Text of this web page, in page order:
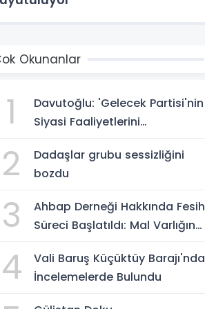
Okunanlar
1
Davutoğlu: 'Gelecek Partisi'nin
Siyasi Faaliyetlerini
2
Dadaşlar grubu sessizliğini
bozdu
3
Ahbap Derneği Hakkında Fesih
Süreci Başlatıldı: Mal Varlığına
4
Vali Baruş Küçüktüy Barajı'nda
İncelemelerde Bulundu